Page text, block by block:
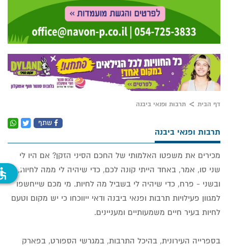
דף הבית תרבות ופנאי ביבנה
שתף
תרבות ופנאי ביבנה
מכירים את משפטו האלמותי של החכם הסיני הזקן? אם היו לי
שני סו, אמר, באחד הייתי קונה לכם, כדי שיהיה לי ממה לחיות,
ובשני - פרח, כדי שיהיה לי בשביל מה לחיות. מי מכם שייחשפו
למגוון פעילויות תרבות ופנאי ביבנה ודאי ייווכחו כי יש מקום וטעם
לחיות בעיר חיים משמעותיים ומעניינים.
בספרייה העירונית, בהיכל התרבות, במגרשי הספורט, בפארק